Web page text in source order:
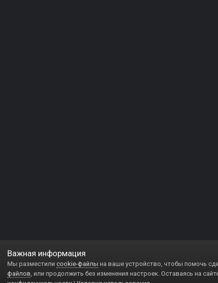
Важная информация
Мы разместили cookie-файлы на ваше устройство, чтобы помочь
файлов, или продолжить без изменения настроек. Оставаясь на